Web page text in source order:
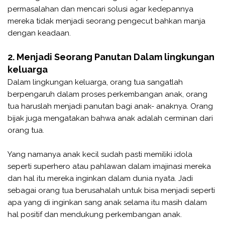
permasalahan dan mencari solusi agar kedepannya
mereka tidak menjadi seorang pengecut bahkan manja
dengan keadaan.
2. Menjadi Seorang Panutan Dalam lingkungan
keluarga
Dalam lingkungan keluarga, orang tua sangatlah
berpengaruh dalam proses perkembangan anak, orang
tua haruslah menjadi panutan bagi anak- anaknya. Orang
bijak juga mengatakan bahwa anak adalah cerminan dari
orang tua.
Yang namanya anak kecil sudah pasti memiliki idola
seperti superhero atau pahlawan dalam imajinasi mereka
dan hal itu mereka inginkan dalam dunia nyata. Jadi
sebagai orang tua berusahalah untuk bisa menjadi seperti
apa yang di inginkan sang anak selama itu masih dalam
hal positif dan mendukung perkembangan anak.